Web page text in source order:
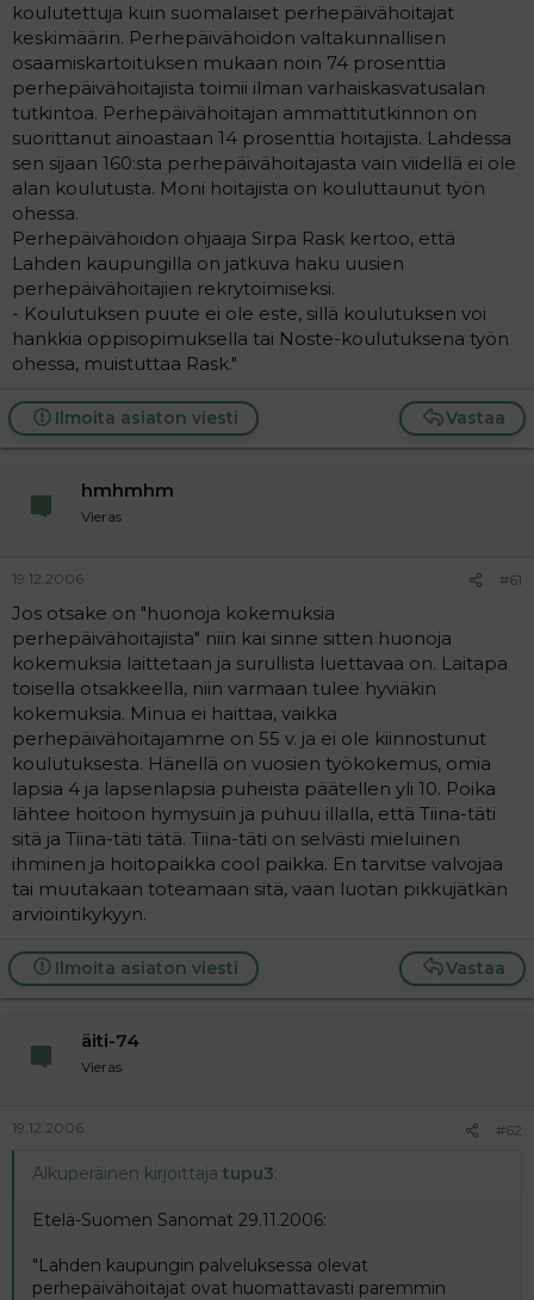
koulutettuja kuin suomalaiset perhepäivähoitajat
keskimäärin. Perhepäivähoidon valtakunnallisen
osaamiskartoituksen mukaan noin 74 prosenttia
perhepäivähoitajista toimii ilman varhaiskasvatusalan
tutkintoa. Perhepäivähoitajan ammattitutkinnon on
suorittanut ainoastaan 14 prosenttia hoitajista. Lahdessa
sen sijaan 160:sta perhepäivähoitajasta vain viidellä ei ole
alan koulutusta. Moni hoitajista on kouluttaunut työn
ohessa.
Perhepäivähoidon ohjaaja Sirpa Rask kertoo, että
Lahden kaupungilla on jatkuva haku uusien
perhepäivähoitajien rekrytoimiseksi.
- Koulutuksen puute ei ole este, sillä koulutuksen voi
hankkia oppisopimuksella tai Noste-koulutuksena työn
ohessa, muistuttaa Rask."
Vastaa
Ilmoita asiaton viesti
hmhmhm
Vieras
19.12.2006 #61
Jos otsake on "huonoja kokemuksia
perhepäivähoitajista" niin kai sinne sitten huonoja
kokemuksia laittetaan ja surullista luettavaa on. Laitapa
toisella otsakkeella, niin varmaan tulee hyviäkin
kokemuksia. Minua ei haittaa, vaikka
perhepäivähoitajamme on 55 v. ja ei ole kiinnostunut
koulutuksesta. Hänellä on vuosien työkokemus, omia
lapsia 4 ja lapsenlapsia puheista päätellen yli 10. Poika
lähtee hoitoon hymysuin ja puhuu illalla, että Tiina-täti
sitä ja Tiina-täti tätä. Tiina-täti on selvästi mieluinen
ihminen ja hoitopaikka cool paikka. En tarvitse valvojaa
tai muutakaan toteamaan sitä, vaan luotan pikkujätkän
arviointikykyyn.
Vastaa
Ilmoita asiaton viesti
äiti-74
Vieras
19.12.2006 #62
Alkuperäinen kirjoittaja tupu3:
Etelä-Suomen Sanomat 29.11.2006:
"Lahden kaupungin palveluksessa olevat
perhepäivähoitajat ovat huomattavasti paremmin